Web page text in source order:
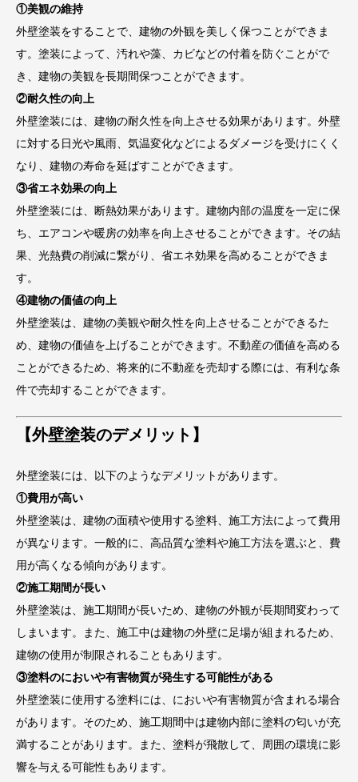
①美観の維持
外壁塗装をすることで、建物の外観を美しく保つことができま
す。塗装によって、汚れや藻、カビなどの付着を防ぐことがで
き、建物の美観を長期間保つことができます。
②耐久性の向上
外壁塗装には、建物の耐久性を向上させる効果があります。外壁
に対する日光や風雨、気温変化などによるダメージを受けにくく
なり、建物の寿命を延ばすことができます。
③省エネ効果の向上
外壁塗装には、断熱効果があります。建物内部の温度を一定に保
ち、エアコンや暖房の効率を向上させることができます。その結
果、光熱費の削減に繋がり、省エネ効果を高めることができま
す。
④建物の価値の向上
外壁塗装は、建物の美観や耐久性を向上させることができるた
め、建物の価値を上げることができます。不動産の価値を高める
ことができるため、将来的に不動産を売却する際には、有利な条
件で売却することができます。
【外壁塗装のデメリット】
外壁塗装には、以下のようなデメリットがあります。
①費用が高い
外壁塗装は、建物の面積や使用する塗料、施工方法によって費用
が異なります。一般的に、高品質な塗料や施工方法を選ぶと、費
用が高くなる傾向があります。
②施工期間が長い
外壁塗装は、施工期間が長いため、建物の外観が長期間変わって
しまいます。また、施工中は建物の外壁に足場が組まれるため、
建物の使用が制限されることもあります。
③塗料のにおいや有害物質が発生する可能性がある
外壁塗装に使用する塗料には、においや有害物質が含まれる場合
があります。そのため、施工期間中は建物内部に塗料の匂いが充
満することがあります。また、塗料が飛散して、周囲の環境に影
響を与える可能性もあります。